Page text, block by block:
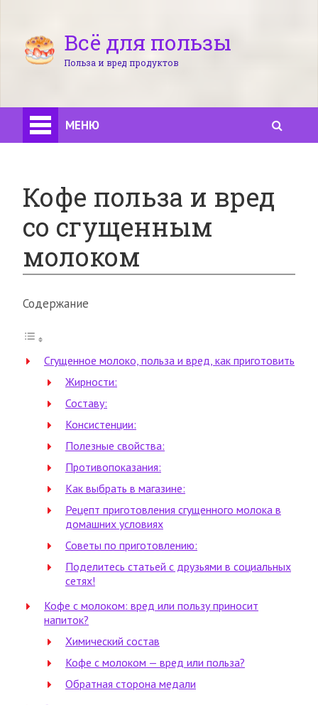
Всё для пользы
Польза и вред продуктов
МЕНЮ
Кофе польза и вред
со сгущенным
молоком
Содержание
Сгущенное молоко, польза и вред, как приготовить
Жирности:
Составу:
Консистенции:
Полезные свойства:
Противопоказания:
Как выбрать в магазине:
Рецепт приготовления сгущенного молока в
домашних условиях
Советы по приготовлению:
Поделитесь статьей с друзьями в социальных
сетях!
Кофе с молоком: вред или пользу приносит
напиток?
Химический состав
Кофе с молоком — вред или польза?
Обратная сторона медали